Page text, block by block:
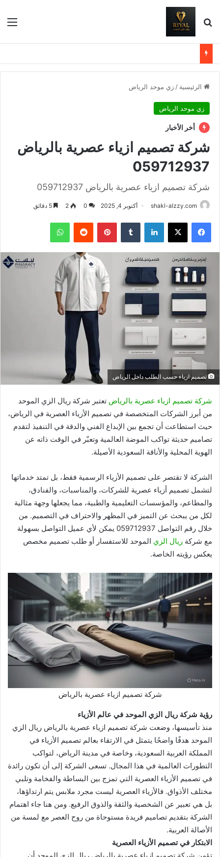
بحث عن
الرئيسية / زي موحد الرياض
زي موحد الرياض
أخر الأخبار
شركة تصميم ازياء عصرية بالرياض
059712937
شركة تصميم ازياء عصرية بالرياض 059712937
shakl-alzzy.com أكتوبر 4, 2025 0
2
فيسبوك X لينكدإن بينتيريست واتساب
تصميم ازياء حسب الطلب داخل الرياض
شركة تصميم ازياء عصرية بالرياض تعتبر شركة ريال الزي الموحد
من أبرز الشركات المتخصصة في تصميم الأزياء العصرية في الرياض،
حيث استطاعت أن تجمع بين الإبداع الفني والدقة في التنفيذ لتقدم
تصاميم حديثة تواكب الموضة العالمية وتعبّر في الوقت ذاته عن
الهوية المحلية والأناقة السعودية الأصيلة.
الشركة لا تقتصر على تصميم الأزياء الرسمية فقط، بل تمتد خدماتها
لتشمل تصميم أزياء عصرية للشركات، والمناسبات، والفنادق،
والمطاعم، والمؤسسات التعليمية والطبية، مما يجعلها وجهة مثالية
لكل من يبحث عن التميز في المظهر والاحتراف في التصميم. من
خلال رقم التواصل 059712937 يمكن لأي عميل التواصل بسهولة
مع شركة ريال الزي الموحد للاستفسار أو طلب تصميم مخصص
يعكس رؤيته الخاصة.
شركة تصميم ازياء عصرية بالرياض
رؤية شركة ريال الزي الموحد في عالم الأزياء
منذ تأسيسها، وضعت شركة تصميم ازياء عصرية بالرياض ريال الزي
الموحد هدفًا واضحًا يتمثل في الارتقاء بعالم تصميم الأزياء في
المملكة العربية السعودية، وخاصة في مدينة الرياض، لتواكب
التطورات العالمية في هذا المجال. تسعى الشركة إلى أن تكون رائدة
في تصميم الأزياء العصرية التي تمزج بين البساطة والفخامة وتلبي
مختلف الأذواق. فالأزياء العصرية ليست مجرد ملابس يتم ارتداؤها،
بل هي تعبير عن الشخصية والثقة والذوق الرفيع. ومن هنا جاء اهتمام
الشركة بتقديم تصاميم فريدة مستوحاة من روح العصر مع لمسة من
الأصالة العربية.
الابتكار في تصميم الأزياء العصرية